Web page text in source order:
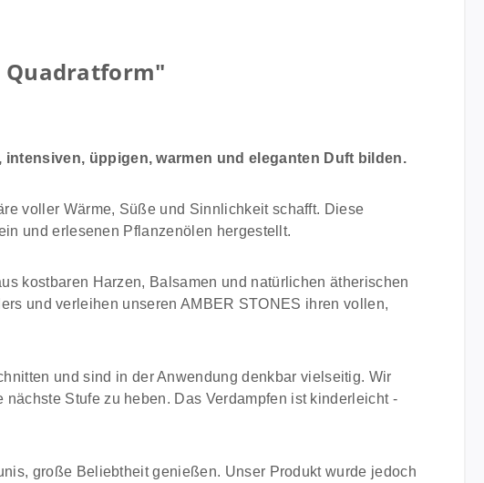
Quadratform"
üppigen, warmen und eleganten Duft bilden.
voller Wärme, Süße und Sinnlichkeit schafft. Diese
und erlesenen Pflanzenölen hergestellt.
kostbaren Harzen, Balsamen und natürlichen ätherischen
und verleihen unseren AMBER STONES ihren vollen,
und sind in der Anwendung denkbar vielseitig. Wir
Stufe zu heben. Das Verdampfen ist kinderleicht -
große Beliebtheit genießen. Unser Produkt wurde jedoch